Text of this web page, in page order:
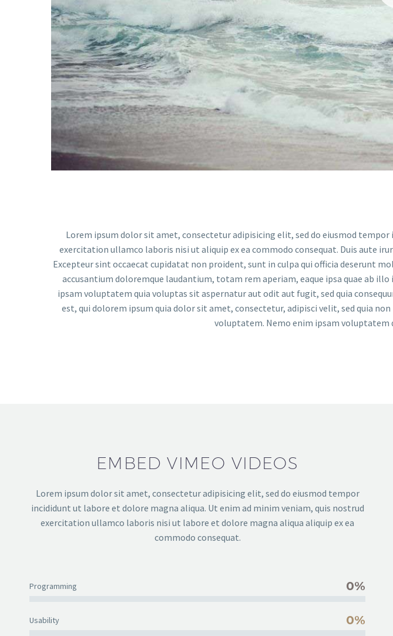
Lorem ipsum dolor sit amet, consectetur adipisicing elit, sed do eiusmod
exercitation ullamco laboris nisi ut aliquip ex ea commodo consequat. Duis aute
Excepteur sint occaecat cupidatat non proident, sunt in culpa qui officia deserunt
accusantium doloremque laudantium, totam rem aperiam, eaque ipsa quae ab
ipsam voluptatem quia voluptas sit aspernatur aut odit aut fugit, sed quia
est, qui dolorem ipsum quia dolor sit amet, consectetur, adipisci velit, sed quia
voluptatem. Nemo enim ipsam
EMBED VIMEO VIDEOS
Lorem ipsum dolor sit amet, consectetur adipisicing elit, sed do eiusmod tempor
incididunt ut labore et dolore magna aliqua. Ut enim ad minim veniam, quis nostrud
exercitation ullamco laboris nisi ut labore et dolore magna aliqua aliquip ex ea
commodo consequat.
Programming 0%
Usability 0%